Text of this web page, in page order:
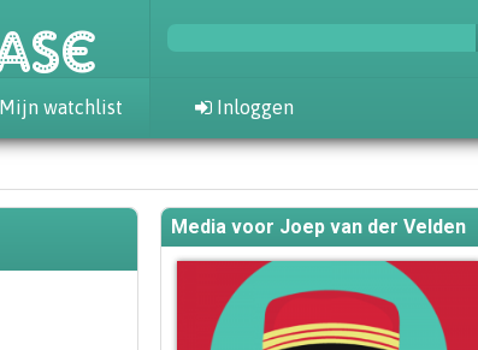
Mijn watchlist Inloggen
Media voor Joep van der Velden